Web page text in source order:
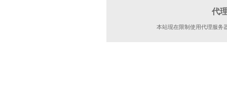
代
本站现在限制使用代理服务